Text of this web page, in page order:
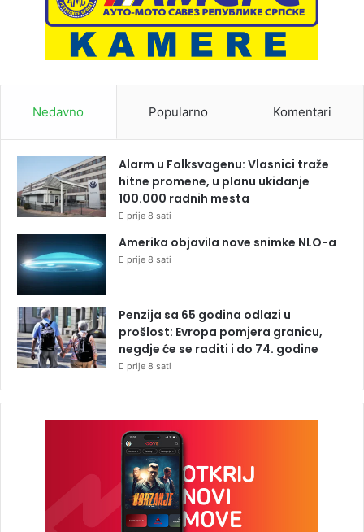
Nedavno Popularno Komentari
Alarm u Folksvagenu: Vlasnici traže
hitne promene, u planu ukidanje
100.000 radnih mesta
prije 8 sati
Amerika objavila nove snimke NLO-a
prije 8 sati
Penzija sa 65 godina odlazi u
prošlost: Evropa pomjera granicu,
negdje će se raditi i do 74. godine
prije 8 sati